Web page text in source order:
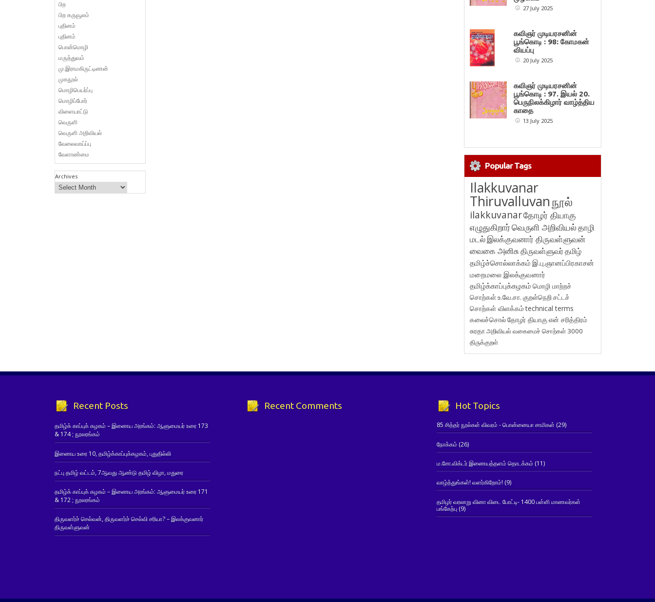
பிற
பிற கருவூலம்
புதினம்
புதினம்
பொன்மொழி
மருத்துவம்
மு.இராமகிருட்டிணன்
முகநூல்
மொழிபெயர்ப்பு
மொழிப்போர்
விளையாட்டு
வெருளி
வெருளி அறிவியல்
வேலைவாய்ப்பு
வேளாண்மை
Archives
27 July 2025
கவிஞர் முடியரசனின்
பூங்கொடி : 98: கோமகன்
வியப்பு
20 July 2025
கவிஞர் முடியரசனின்
பூங்கொடி : 97. இயல் 20.
பெருநிலக்கிழார் வாழ்த்திய
காதை
13 July 2025
Popular Tags
Ilakkuvanar
Thiruvalluvanநூல்
ilakkuvanarதோழர் தியாகு
எழுதுகிறார்வெருளி அறிவியல்தாழி
மடல்இலக்குவனார் திருவள்ளுவன்
வைகை அனிசுதிருவள்ளுவர்தமிழ்
தமிழ்ச்சொல்லாக்கம் இ.பு.ஞானப்பிரகாசன்
மறைமலை இலக்குவனார்
தமிழ்க்காப்புக்கழகம் மொழி மாற்றச்
சொற்கள்உ.வே.சா. குறள்நெறி சட்டச்
சொற்கள் விளக்கம்technical terms
கலைச்சொல்தோழர் தியாகுஎன் சரித்திரம்
சுரதாஅறிவியல் வகைமைச் சொற்கள் 3000
திருக்குறள்
Recent Posts
தமிழ்க் காப்புக் கழகம் – இணைய அரங்கம்: ஆளுமையர் உரை 173
& 174 ; நூலரங்கம்
இணைய உரை 10, தமிழ்க்காப்புக்கழகம், புதுதில்லி
நட்பு தமிழ் வட்டம், 7ஆவது ஆண்டு தமிழ் விழா, மதுரை
தமிழ்க் காப்புக் கழகம் – இணைய அரங்கம்: ஆளுமையர் உரை 171
& 172 ; நூலரங்கம்
திருவளர்ச் செல்வன், திருவளர்ச் செல்வி சரியா? – இலக்குவனார்
திருவள்ளுவன்
Recent Comments Hot Topics
85 சித்தர் நூல்கள் விவரம் - பொன்னையா சாமிகள் (29)
நோக்கம் (26)
ம.சோ.விக்டர் இணையத்தளம் தொடக்கம் (11)
வாழ்த்துங்கள்! வளர்கிறோம்! (9)
தமிழர் வரலாறு வினா விடை போட்டி- 1400 பள்ளி மாணவர்கள்
பங்கேற்பு(9)